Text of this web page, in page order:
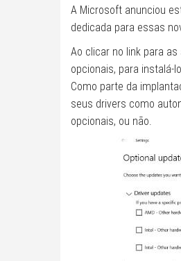
A Microsoft anunciou
dedicada para essas
Ao clicar no link para
opcionais, para instalá-
Como parte da
seus drivers como
opcionais, ou não.